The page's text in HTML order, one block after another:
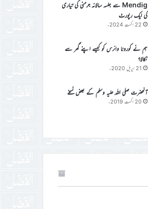
Mendig سے جلسہ سالانہ جرمنی کی تیاری
کی ایک رپورٹ
22 اگست 2024ء
ہم نے کورونا وائرس کو کیسے اپنے گھر سے
نکالا؟
21 اپریل 2020ء
آنحضرت صلی اللہ علیہ وسلم کے بعض نسخے
20 اگست 2019ء